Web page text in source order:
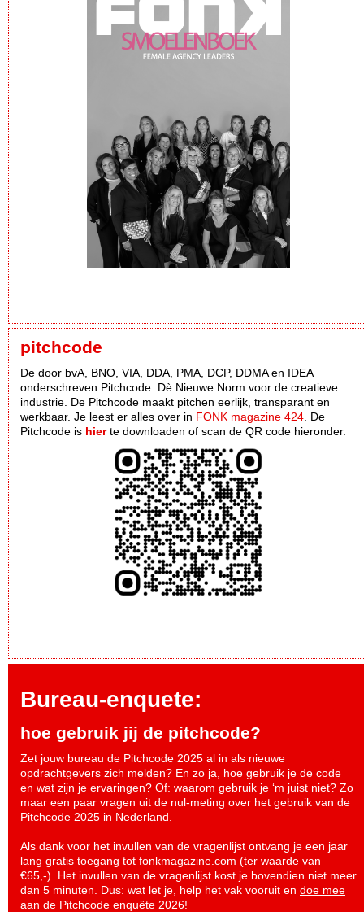
pitchcode
De door bvA, BNO, VIA, DDA, PMA, DCP, DDMA en IDEA
onderschreven Pitchcode. Dè Nieuwe Norm voor de creatieve
industrie. De Pitchcode maakt pitchen eerlijk, transparant en
werkbaar. Je leest er alles over in FONK magazine 424 . De
Pitchcode is hierte downloaden of scan de QR code hieronder.
Bureau-enquete:
hoe gebruik jij de pitchcode?
Zet jouw bureau de Pitchcode 2025 al in als nieuwe
opdrachtgevers zich melden? En zo ja, hoe gebruik je de code
en wat zijn je ervaringen? Of: waarom gebruik je ‘m juist niet? Zo
maar een paar vragen uit de nul-meting over het gebruik van de
Pitchcode 2025 in Nederland.
Als dank voor het invullen van de vragenlijst ontvang je een jaar
lang gratis toegang tot fonkmagazine.com (ter waarde van
€65,-). Het invullen van de vragenlijst kost je bovendien niet meer
dan 5 minuten. Dus: wat let je, help het vak vooruit en doe mee
aan de Pitchcode enquête 2026!